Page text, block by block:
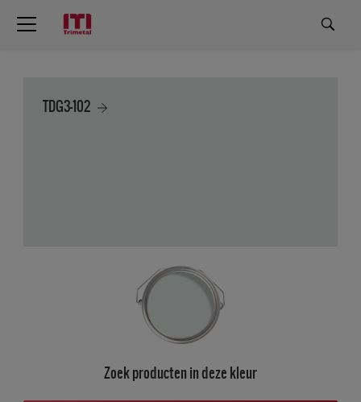
TDG3-102
Zoek producten in deze kleur